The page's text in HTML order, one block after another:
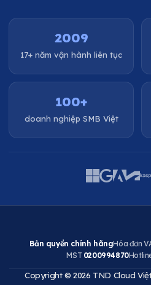
2009
17+ năm vận hành liên tục
100+
doanh nghiệp SMB Việt
Bản quyền chính hãngHóa đơn
MST 0200994870
Copyright © 2026 TND Cloud